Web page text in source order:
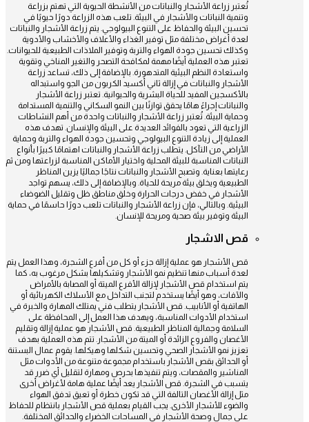
تُعتبر زراعة الأشجار والنباتات من الأنشطة الحيوية التي تهتم بزراعة
وتنمية النباتات والأشجار في البيئة. تلعب هذه الزراعة دورًا حيويًا في
تحسين البيئة والحفاظ على التنوع البيولوجي. يتم زراعة الأشجار والنباتات
لعدة أغراض مختلفة مثل توفير الغذاء والأعلاف والأخشاب والأدوية
وكذلك تحسين جودة الهواء والتربة وتوفير الملاذات الطبيعية للحيوانات.
تعتبر هذه العملية أيضًا مهمة لمكافحة التصحر والتغير المناخي وتقوية
واستعادة النظم البيئية المتدهورة. بالإضافة إلى ذلك، تساعد زراعة
الأشجار والنباتات في إزالة ثاني أكسيد الكربون من الجو واستبداله
بالأكسجين المفيد للحياة البشرية والحيوانية. تعتبر زراعة الأشجار
والنباتات إجراءً هامًا يحقق توازنًا بين النمو السكاني والتنمية المستدامة
وحماية البيئة. تُعتبر زراعة الأشجار والنباتات واحدة من أهم النشاطات
الزراعية التي تعود بالفوائد العديدة على البيئة والإنسان. تهدف هذه
العملية إلى زيادة التنوع البيولوجي وتحسين جودة الهواء والتربة وحماية
الأراضي من التآكل. يتطلب زراعة الأشجار والنباتات اهتمامًا كبيرًا بأنواع
النباتات المناسبة للبيئة المحلية واختيار الأماكن المناسبة لزراعتها ومن ثم
رعايتها بعناية. وتصبح الأشجار والنباتات نتاجًا جماليًا يزين المناظر
الطبيعية ويخلق بيئة مريحة للحياة. وبالإضافة إلى ذلك، يسهم تواجد
الأشجار في خفض درجات الحرارة وخلق مناطق ظل وتقليل الضوضاء
البيئية. وبالتالي، فإن زراعة الأشجار والنباتات تلعب دورًا حاسمًا في حماية
البيئة وتوفير بيئة صحية ومريحة للإنسان.
قص الاشجار
قص الأشجار هو عملية إزالة جزء أو كل من أفرع الشجرة، وهذا العمل يتم
لعدة أسباب منها تنظيم نمو الأشجار وتشكيلها بشكل مرغوب به، كما
يتم استخدام قص الأشجار لإزالة الأفرع الميتة أو المصابة بالأمراض
والآفات، وهو أيضًا يستخدم لتجنب التداخل مع الأسلاك الكهربائية أو
الهاتفية أو الأنابيب. قص الأشجار يتطلب فني يمتلك المهارة والخبرة في
استخدام الأدوات المناسبة، ويهدف هذا العمل إلى المحافظة على
السلامة وجمالية المناظر الطبيعية. قص الأشجار هو عملية إزالة وتقليم
الأغصان والفروع الزائدة أو الميتة من الأشجار. تتم هذه العملية بهدف
تعزيز نمو الأشجار الصحي وتحسين شكلها وهيكلها. يقوم عمال البستنة
أو الحدائق بقص الأشجار باستخدام مجموعة متنوعة من الأدوات مثل
المناشير والمقصات، ويتم تنفيذها بحرص ومهارة لتقليل أي ضرر قد
يتسبب في الشجرة. قص الأشجار يعد أيضًا عملية هامة لأغراض أخرى
مثل إزالة الأغصان التالفة التي قد تكون خطرة أو تعيق تدفق الهواء
والضوء للأشجار الأخرى. يجب القيام بعملية قص الأشجار بانتظام للحفاظ
على جمال وصحة الأشجار في المساحات الخضراء والحدائق المختلفة.